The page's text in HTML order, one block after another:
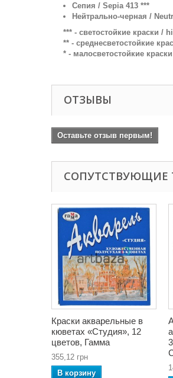
Сепия / Sepia 413 ***
Нейтрально-черная /
*** - светостойкие краски /
** - среднесветостойкие
* - малосветостойкие
ОТЗЫВЫ
Оставьте отзыв первым!
СОПУТСТВУЮЩИЕ
Краски акварельные в
кюветах «Студия», 12
цветов, Гамма
355,12 грн
В корзину